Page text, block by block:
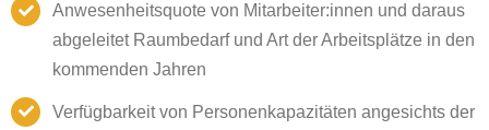
Anwesenheitsquote von Mitarbeiter:innen und daraus
abgeleitet Raumbedarf und Art der Arbeitsplätze in den
kommenden Jahren
Verfügbarkeit von Personenkapazitäten angesichts der